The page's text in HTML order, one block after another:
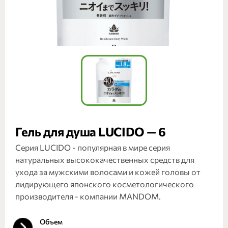
Гель для душа LUCIDO — 6
Серия LUCIDO - популярная в мире серия
натуральных высококачественных средств для
ухода за мужскими волосами и кожей головы от
лидирующего японского косметологического
производителя - компании MANDOM.
Объем